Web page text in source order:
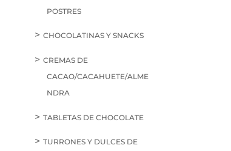
POSTRES
CHOCOLATINAS Y SNACKS
CREMAS DE
CACAO/CACAHUETE/ALME
NDRA
TABLETAS DE CHOCOLATE
TURRONES Y DULCES DE